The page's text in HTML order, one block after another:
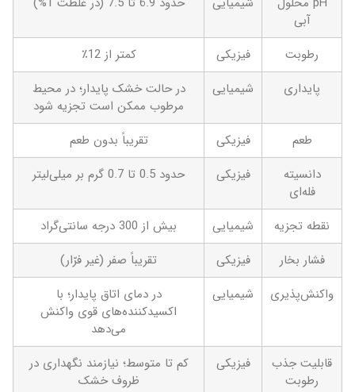
آبی
رطوبت فیزیکی
کمتر از 12٪
پایداری
شیمیایی
در حالت خشک پایدار؛ در محیط
مرطوب ممکن است تجزیه شود
طعم
فیزیکی
تقریباً بدون طعم
دانسیته
فله‌ای
فیزیکی حدود 0.5 تا 0.7 گرم بر میلی‌لیتر
نقطه تجزیه شیمیایی
بیش از 300 درجه سانتی‌گراد
فشار بخار
فیزیکی
تقریباً صفر (غیر فرّار)
واکنش‌پذیری
شیمیایی
در دمای اتاق پایدار؛ با
اکسیدکننده‌های قوی واکنش
می‌دهد
قابلیت جذب
رطوبت
فیزیکی
کم تا متوسط؛ نیازمند نگهداری در
ظروف خشک